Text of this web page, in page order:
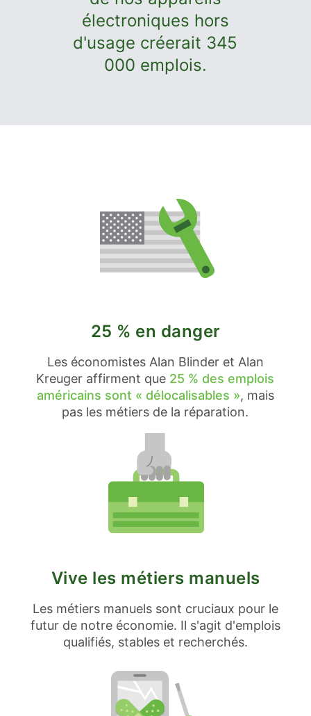
électroniques hors
d'usage créerait 345
000 emplois.
25 % en danger
Les économistes Alan Blinder et Alan
Kreuger affirment que 25 % des emplois
américains sont « délocalisables », mais
pas les métiers de la réparation.
Vive les métiers manuels
Les métiers manuels sont cruciaux pour le
futur de notre économie. Il s'agit d'emplois
qualifiés, stables et recherchés.